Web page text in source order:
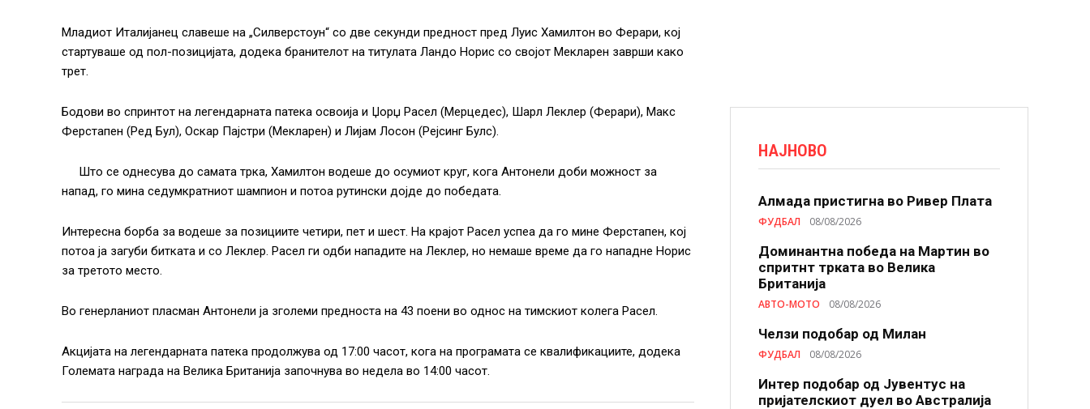
Младиот Италијанец славеше на „Силверстоун“ со две секунди предност пред Луис Хамилтон во Ферари, кој
стартуваше од пол-позицијата, додека бранителот на титулата Ландо Норис со својот Мекларен заврши како
трет.
Бодови во спринтот на легендарната патека освоија и Џорџ Расел (Мерцедес), Шарл Леклер (Ферари), Макс
Ферстапен (Ред Бул), Оскар Пајстри (Мекларен) и Лијам Лосон (Рејсинг Булс).
Што се однесува до самата трка, Хамилтон водеше до осумиот круг, кога Антонели доби можност за
напад, го мина седумкратниот шампион и потоа рутински дојде до победата.
Интересна борба за водеше за позициите четири, пет и шест. На крајот Расел успеа да го мине Ферстапен, кој
потоа ја загуби битката и со Леклер. Расел ги одби нападите на Леклер, но немаше време да го нападне Норис
за третото место.
Во генерланиот пласман Антонели ја зголеми предноста на 43 поени во однос на тимскиот колега Расел.
Акцијата на легендарната патека продолжува од 17:00 часот, кога на програмата се квалификациите, додека
Големата награда на Велика Британија започнува во недела во 14:00 часот.
НАЈНОВО
Алмада пристигна во Ривер Плата
ФУДБАЛ 08/08/2026
Доминантна победа на Мартин во
спритнт трката во Велика
Британија
АВТО-МОТО 08/08/2026
Челзи подобaр од Милан
ФУДБАЛ 08/08/2026
Интер подобар од Јувентус на
пријателскиот дуел во Австралија